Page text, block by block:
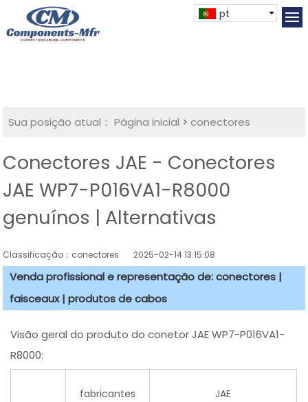
pt
Sua posição atual： Página inicial >conectores
Conectores JAE - Conectores
JAE WP7-P016VA1-R8000
genuínos | Alternativas
Classificação：conectores 2025-02-14 13:15:08
Venda profissional e representação de: conectores |
faisceaux | produtos de cabos
Visão geral do produto do conetor JAE WP7-P016VA1-
R8000:
fabricantes JAE